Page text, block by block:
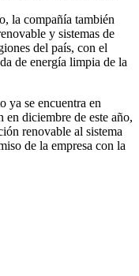
la compañía también
y sistemas de
del país, con el
de energía limpia de la
ya se encuentra en
en diciembre de este año,
renovable al sistema
de la empresa con la